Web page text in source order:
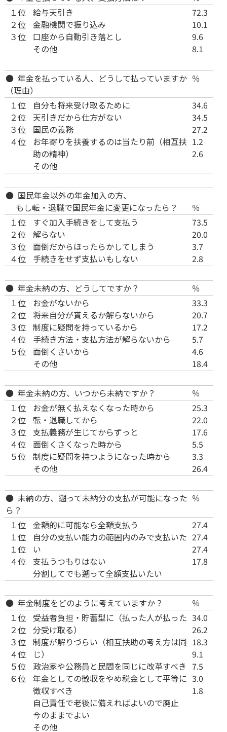
１位
２位
３位
給与天引き
金融機関で振り込み
口座から自動引き落とし
その他
72.3
10.1
9.6
8.1
● 年金を払っている人、どうして払っていますか
（理由）
％
１位
２位
３位
４位
自分も将来受け取るために
天引きだから仕方がない
国民の義務
お年寄りを扶養するのは当たり前（相互扶
助の精神）
その他
34.6
34.5
27.2
1.2
2.6
● 国民年金以外の年金加入の方、
もし転・退職で国民年金に変更になったら？
％
１位
２位
３位
４位
すぐ加入手続きをして支払う
解らない
面倒だからほったらかしてしまう
手続きをせず支払いもしない
73.5
20.0
3.7
2.8
● 年金未納の方、どうしてですか？
％
１位
２位
３位
４位
５位
お金がないから
将来自分が貰えるか解らないから
制度に疑問を持っているから
手続き方法・支払方法が解らないから
面倒くさいから
その他
33.3
20.7
17.2
5.7
4.6
18.4
● 年金未納の方、いつから未納ですか？
％
１位
２位
３位
４位
５位
お金が無く払えなくなった時から
転・退職してから
支払義務が生じてからずっと
面倒くさくなった時から
制度に疑問を持つようになった時から
その他
25.3
22.0
17.6
5.5
3.3
26.4
● 未納の方、遡って未納分の支払が可能になった
ら？
％
１位
１位
１位
４位
金額的に可能なら全額支払う
自分の支払い能力の範囲内のみで支払いた
い
支払うつもりはない
分割してでも遡って全額支払いたい
27.4
27.4
27.4
17.8
● 年金制度をどのように考えていますか？
％
１位
２位
３位
４位
５位
６位
受益者負担・貯蓄型に（払った人が払った
分受け取る）
制度が解りづらい（相互扶助の考え方は同
じ）
政治家や公務員と民間を同じに改革すべき
年金としての徴収をやめ税金として平等に
徴収すべき
自己責任で老後に備えればよいので廃止
今のままでよい
その他
34.0
26.2
18.3
9.1
7.5
3.0
1.8